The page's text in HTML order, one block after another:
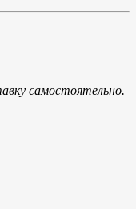
самостоятельно.